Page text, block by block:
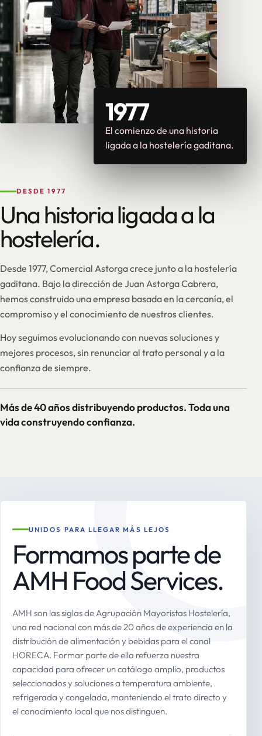
1977
El comienzo de una historia
ligada a la hostelería gaditana.
DESDE 1977
Una historia ligada a la
hostelería.
Desde 1977, Comercial Astorga crece junto a la hostelería
gaditana. Bajo la dirección de Juan Astorga Cabrera,
hemos construido una empresa basada en la cercanía, el
compromiso y el conocimiento de nuestros clientes.
Hoy seguimos evolucionando con nuevas soluciones y
mejores procesos, sin renunciar al trato personal y a la
confianza de siempre.
Más de 40 años distribuyendo productos. Toda una
vida construyendo confianza.
UNIDOS PARA LLEGAR MÁS LEJOS
Formamos parte de
AMH Food Services.
AMH son las siglas de Agrupación Mayoristas Hostelería,
una red nacional con más de 20 años de experiencia en la
distribución de alimentación y bebidas para el canal
HORECA. Formar parte de ella refuerza nuestra
capacidad para ofrecer un catálogo amplio, productos
seleccionados y soluciones a temperatura ambiente,
refrigerada y congelada, manteniendo el trato directo y
el conocimiento local que nos distinguen.